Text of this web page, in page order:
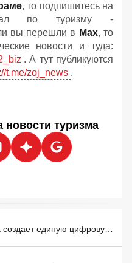
, то подпишитесь на
по туризму -
вы перешли в Мах, то
новости и туда:
. А тут публикуются
t.me/zoj_news .
новости туризма
Европа создает единую цифровую сеть для управления туристическими потоками